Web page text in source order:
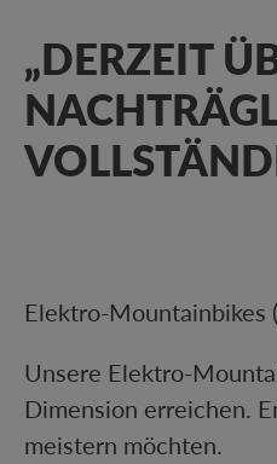
„DERZEIT
Elektro-Mountainbikes
Unsere Elektro-
Dimension erreichen.
meistern möchten.